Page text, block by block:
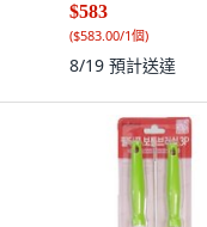
$583
($583.00/1個)
8/19 預計送達